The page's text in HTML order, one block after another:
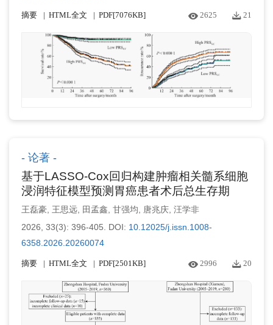
摘要 HTML全文 PDF[7076KB] 2625 21
论著
基于LASSO-Cox回归构建肿瘤相关髓系细胞
浸润特征模型预测胃癌患者术后总生存期
王磊豪 王思远 田孟鑫 甘强均 唐兆庆 汪学非
2026, 33(3): 396-405.
DOI: 10.12025/j.issn.1008-
6358.2026.20260074
摘要 HTML全文 PDF[2501KB] 2996 20